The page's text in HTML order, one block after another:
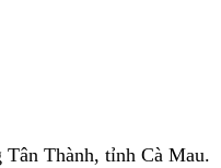
Thành, tỉnh Cà Mau.